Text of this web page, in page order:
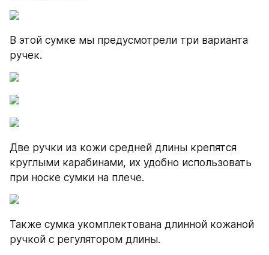
В этой сумке мы предусмотрели три варианта
ручек.
Две ручки из кожи средней длины крепятся
круглыми карабинами, их удобно использовать
при носке сумки на плече.
Также сумка укомплектована длинной кожаной
ручкой с регулятором длины.